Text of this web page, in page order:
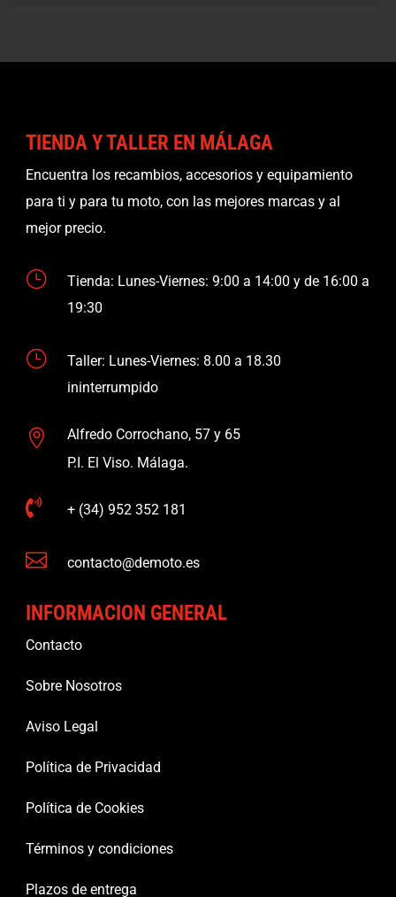
TIENDA Y TALLER EN MÁLAGA
Encuentra los recambios, accesorios y equipamiento
para ti y para tu moto, con las mejores marcas y al
mejor precio.
}
Tienda: Lunes-Viernes: 9:00 a 14:00 y de 16:00 a
19:30
}
Taller: Lunes-Viernes: 8.00 a 18.30
ininterrumpido

Alfredo Corrochano, 57 y 65
P.I. El Viso. Málaga.
 + (34) 952 352 181
 contacto@demoto.es
INFORMACION GENERAL
Contacto
Sobre Nosotros
Aviso Legal
Política de Privacidad
Política de Cookies
Términos y condiciones
Plazos de entrega